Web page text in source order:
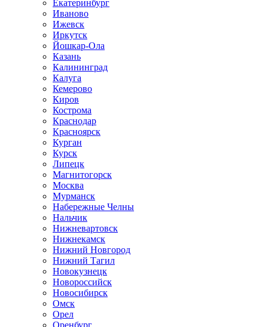
Екатеринбург
Иваново
Ижевск
Иркутск
Йошкар-Ола
Казань
Калининград
Калуга
Кемерово
Киров
Кострома
Краснодар
Красноярск
Курган
Курск
Липецк
Магнитогорск
Москва
Мурманск
Набережные Челны
Нальчик
Нижневартовск
Нижнекамск
Нижний Новгород
Нижний Тагил
Новокузнецк
Новороссийск
Новосибирск
Омск
Орел
Оренбург